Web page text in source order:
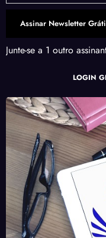
Assinar Newsletter
Junte-se a 1 outro
LOGIN